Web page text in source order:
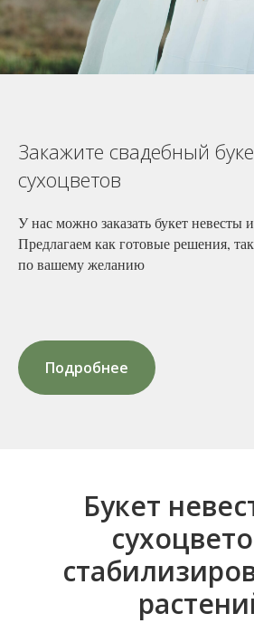
Закажите свадебный
сухоцветов
У нас можно заказать букет невесты
Предлагаем как готовые решения,
по вашему желанию
Подробнее
Букет